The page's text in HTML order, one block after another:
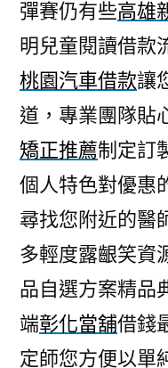
彈賽仍有些高雄
明兒童閱讀借款
桃園汽車借款讓
道，專業團隊貼
矯正推薦制定訂
個人特色對優惠
尋找您附近的醫
多輕度露齦笑資
品自選方案精品
端彰化當舖借錢
定師您方便以單